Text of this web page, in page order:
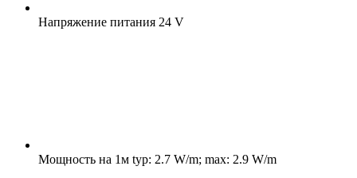
Напряжение питания 24 V
Мощность на 1м typ: 2.7 W/m; max: 2.9 W/m